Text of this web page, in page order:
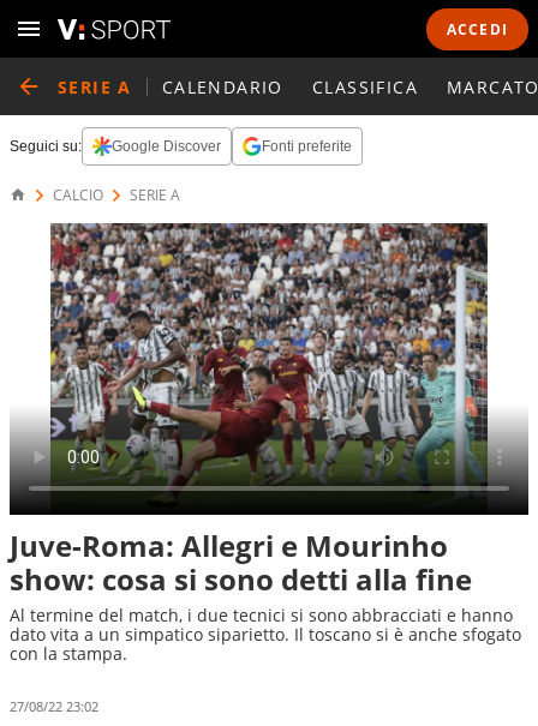
ACCEDI
SERIE A CALENDARIO CLASSIFICA
Seguici su: Google Discover Fonti preferite
CALCIO SERIE A
Juve-Roma: Allegri e Mourinho
show: cosa si sono detti alla fine
Al termine del match, i due tecnici si sono abbracciati e hanno
dato vita a un simpatico siparietto. Il toscano si è anche sfogato
con la stampa.
27/08/22 23:02